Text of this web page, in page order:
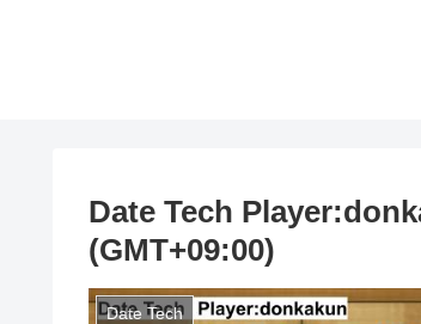
Date Tech
(GMT+09:00)
Date Tech